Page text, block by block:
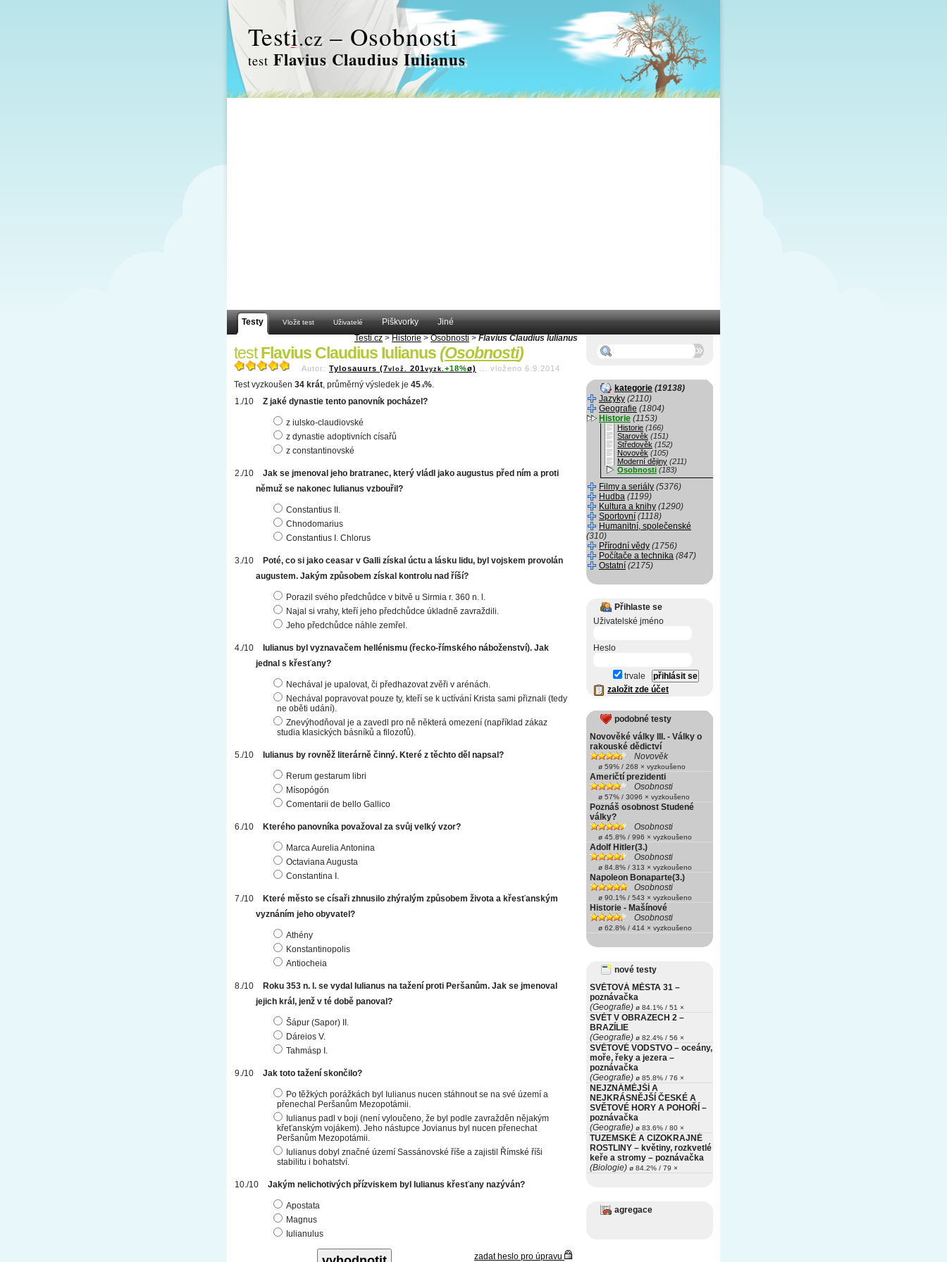
Testi.cz – Osobnosti
test Flavius Claudius Iulianus
Testy Vložit test Uživatelé Piškvorky
Jiné
Testi.cz > Historie > Osobnosti > Flavius Claudius Iulianus
testFlavius Claudius Iulianus(Osobnosti)
Autor: Tylosauurs (7vlož. 201vyzk. +18%ø) vloženo 6.9.2014
Test vyzkoušen 34 krát, průměrný výsledek je 45 .9%.
Z jaké dynastie tento panovník pocházel?
z iulsko-claudiovské
z dynastie adoptivních císařů
z constantinovské
Jak se jmenoval jeho bratranec, který vládl jako augustus před ním a proti
němuž se nakonec Iulianus vzbouřil?
Constantius II.
Chnodomarius
Constantius I. Chlorus
Poté, co si jako ceasar v Galli získal úctu a lásku lidu, byl vojskem provolán
augustem. Jakým způsobem získal kontrolu nad říší?
Porazil svého předchůdce v bitvě u Sirmia r. 360 n. l.
Najal si vrahy, kteří jeho předchůdce úkladně zavraždili.
Jeho předchůdce náhle zemřel.
Iulianus byl vyznavačem hellénismu (řecko-římského náboženství). Jak
jednal s křesťany?
Nechával je upalovat, či předhazovat zvěři v arénách.
Nechával popravovat pouze ty, kteří se k uctívání Krista sami přiznali (tedy
ne oběti udání).
Znevýhodňoval je a zavedl pro ně některá omezení (například zákaz
studia klasických básníků a filozofů).
Iulianus by rovněž literárně činný. Které z těchto děl napsal?
Rerum gestarum libri
Mísopógón
Comentarii de bello Gallico
Kterého panovníka považoval za svůj velký vzor?
Marca Aurelia Antonina
Octaviana Augusta
Constantina I.
Které město se císaři zhnusilo zhýralým způsobem života a křesťanským
vyznáním jeho obyvatel?
Athény
Konstantinopolis
Antiocheia
Roku 353 n. l. se vydal Iulianus na tažení proti Peršanům. Jak se jmenoval
jejich král, jenž v té době panoval?
Šápur (Sapor) II.
Dáreios V.
Tahmásp I.
Jak toto tažení skončilo?
Po těžkých porážkách byl Iulianus nucen stáhnout se na své území a
přenechal Peršanům Mezopotámii.
Iulianus padl v boji (není vyloučeno, že byl podle zavražděn nějakým
křeťanským vojákem). Jeho nástupce Jovianus byl nucen přenechat
Peršanům Mezopotámii.
Iulianus dobyl značné území Sassánovské říše a zajistil Římské říši
stabilitu i bohatství.
Jakým nelichotivých přízviskem byl Iulianus křesťany nazýván?
Apostata
Magnus
Iulianulus
zadat heslo pro úpravu
kategorie (19138)
Jazyky (2110)
Geografie (1804)
Historie (1153)
Historie (166)
Starověk (151)
Středověk (152)
Novověk (105)
Moderní dějiny (211)
Osobnosti (183)
Filmy a seriály (5376)
Hudba (1199)
Kultura a knihy (1290)
Sportovní (1118)
Humanitní, společenské
(310)
Přírodní vědy (1756)
Počítače a technika (847)
Ostatní (2175)
Přihlaste se
Uživatelské jméno
Heslo
trvale
založit zde účet
podobné testy
Novověké války III. - Války o
rakouské dědictví
Novověk
ø 59% / 268 × vyzkoušeno
Američtí prezidenti
Osobnosti
ø 57% / 3096 × vyzkoušeno
Poznáš osobnost Studené
války?
Osobnosti
ø 45.8% / 996 × vyzkoušeno
Adolf Hitler(3.)
Osobnosti
ø 84.8% / 313 × vyzkoušeno
Napoleon Bonaparte(3.)
Osobnosti
ø 90.1% / 543 × vyzkoušeno
Historie - Mašínové
Osobnosti
ø 62.8% / 414 × vyzkoušeno
nové testy
SVĚTOVÁ MĚSTA 31 –
poznávačka
(Geografie) ø 84.1% / 51 ×
SVĚT V OBRAZECH 2 –
BRAZÍLIE
(Geografie) ø 82.4% / 56 ×
SVĚTOVÉ VODSTVO – oceány,
moře, řeky a jezera –
poznávačka
(Geografie) ø 85.8% / 76 ×
NEJZNÁMĚJŠÍ A
NEJKRÁSNĚJŠÍ ČESKÉ A
SVĚTOVÉ HORY A POHOŘÍ –
poznávačka
(Geografie) ø 83.6% / 80 ×
TUZEMSKÉ A CIZOKRAJNÉ
ROSTLINY – květiny, rozkvetlé
keře a stromy – poznávačka
(Biologie) ø 84.2% / 79 ×
agregace